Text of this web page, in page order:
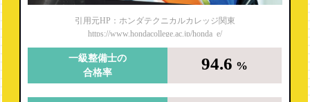
引用元HP：ホンダテクニカルカレッジ関東
https://www.hondacollege.ac.jp/honda_e/
一級整備士の
合格率
94.6 %